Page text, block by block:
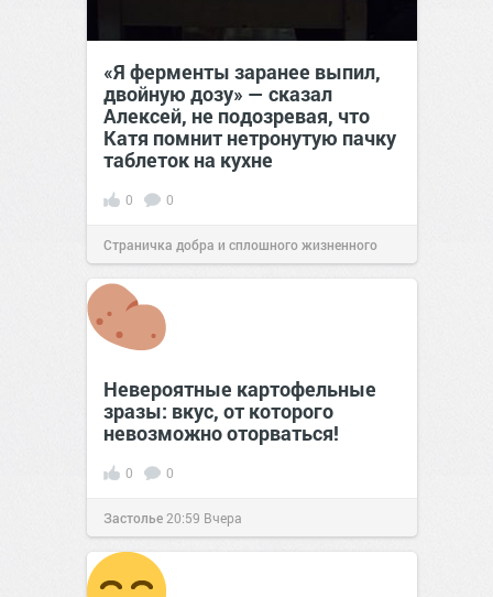
«Я ферменты заранее выпил,
двойную дозу» — сказал
Алексей, не подозревая, что
Катя помнит нетронутую пачку
таблеток на кухне
0 0
Страничка добра и сплошного жизненного
позитива! 07:38 Сегодня
Невероятные картофельные
зразы: вкус, от которого
невозможно оторваться!
0 0
Застолье 20:59 Вчера